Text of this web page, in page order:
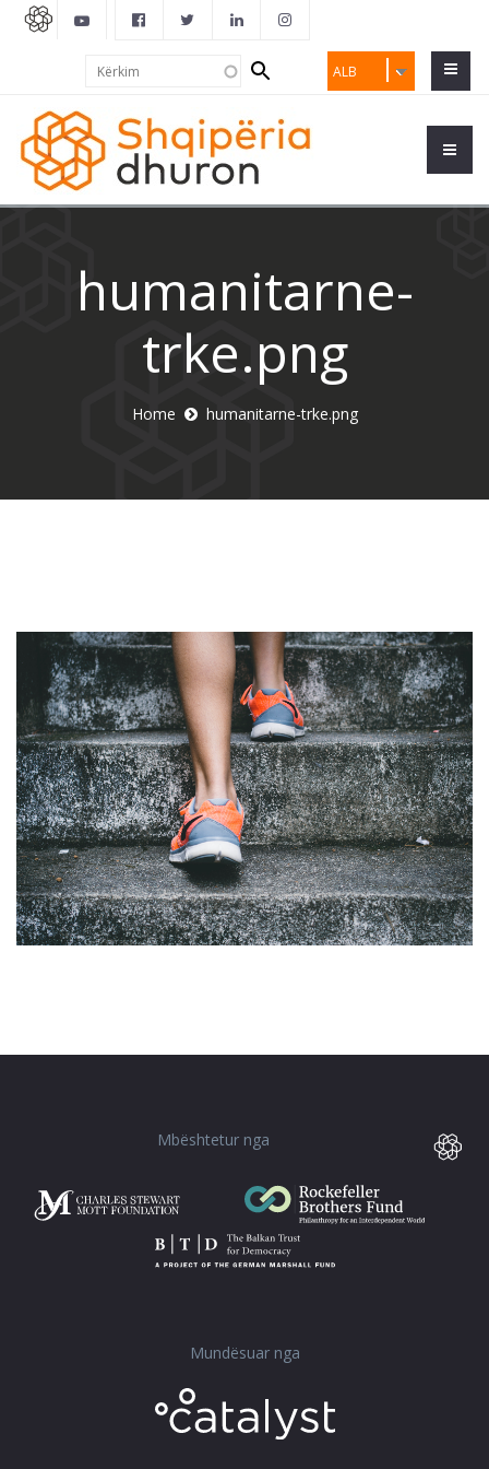
ALB
Search
form
humanitarne-
trke.png
Home humanitarne-trke.png
Mbështetur nga
Mundësuar nga